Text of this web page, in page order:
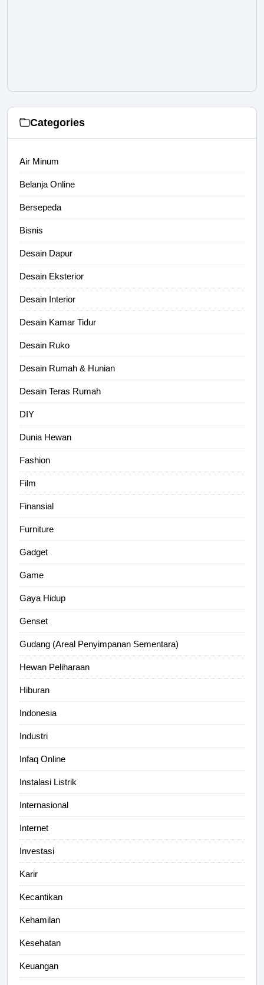
Categories
Air Minum
Belanja Online
Bersepeda
Bisnis
Desain Dapur
Desain Eksterior
Desain Interior
Desain Kamar Tidur
Desain Ruko
Desain Rumah & Hunian
Desain Teras Rumah
DIY
Dunia Hewan
Fashion
Film
Finansial
Furniture
Gadget
Game
Gaya Hidup
Genset
Gudang (Areal Penyimpanan Sementara)
Hewan Peliharaan
Hiburan
Indonesia
Industri
Infaq Online
Instalasi Listrik
Internasional
Internet
Investasi
Karir
Kecantikan
Kehamilan
Kesehatan
Keuangan